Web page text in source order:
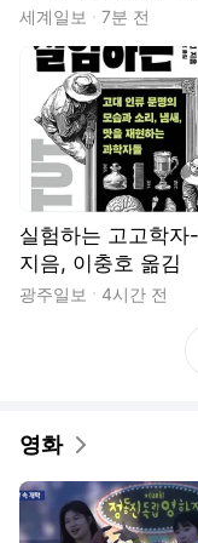
감’ 시리즈 완간”
세계일보 7분 전
실험하는 고고학자
지음, 이충호 옮김
광주일보 4시간 전
영화